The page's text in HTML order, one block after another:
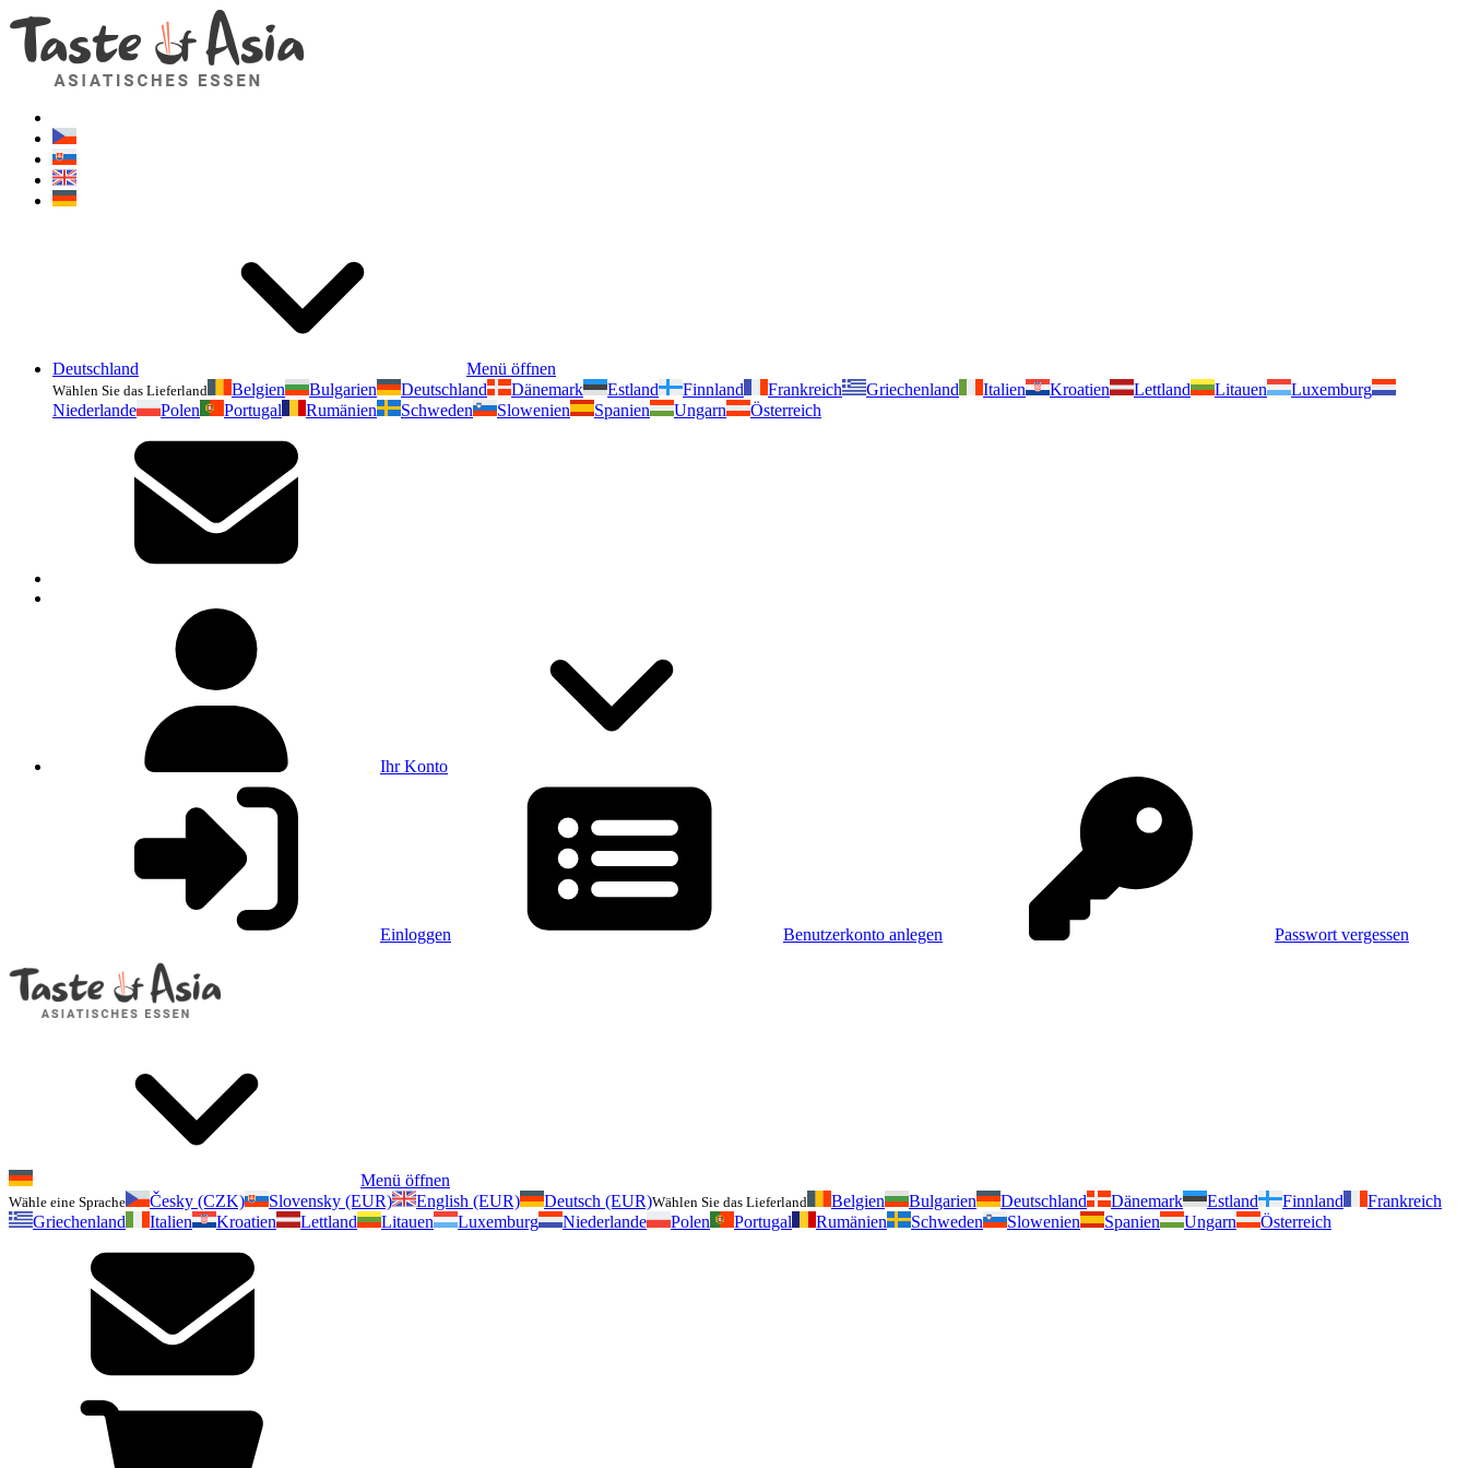
Deutschland Menü öffnen
Wählen Sie das Lieferland Belgien Bulgarien Deutschland Dänemark Estland Finnland Frankreich Griechenland Italien Kroatien Lettland Litauen
Luxemburg
Niederlande
Polen Portugal Rumänien Schweden Slowenien Spanien Ungarn Österreich
Ihr Konto
Einloggen Benutzerkonto anlegen Passwort vergessen
Menü öffnen
Wähle eine Sprache Česky (CZK) Slovensky (EUR) English (EUR) Deutsch (EUR)Wählen Sie das Lieferland Belgien Bulgarien Deutschland Dänemark Estland Finnland
Frankreich
Griechenland
Italien Kroatien Lettland Litauen Luxemburg Niederlande Polen Portugal Rumänien Schweden Slowenien Spanien Ungarn Österreich